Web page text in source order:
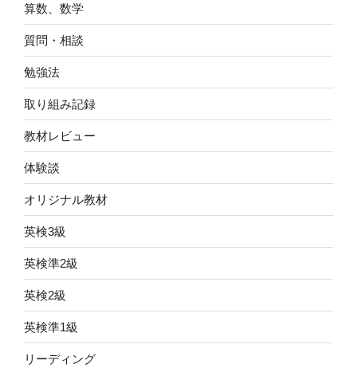
算数、数学
質問・相談
勉強法
取り組み記録
教材レビュー
体験談
オリジナル教材
英検3級
英検準2級
英検2級
英検準1級
リーディング